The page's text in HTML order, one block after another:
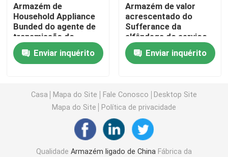
Serviço do armazém ligado
Zona de comércio livre de China
Zona de comércio livre de Shenzhen
Agente de exportação de China
Armazém de
Household Appliance
Bunded do agente de
transmissão do
esclarecimento
internacional de China
Enviar inquérito
Armazém de valor
acrescentado do
Sufferance da
alfândega do serviço
da logística de China
da exportação da
importação
Enviar inquérito
Casa Mapa do Site Fale Conosco
Desktop Site
Mapa do Site
Política de privacidade
Qualidade Armazém ligado de China Fábrica da